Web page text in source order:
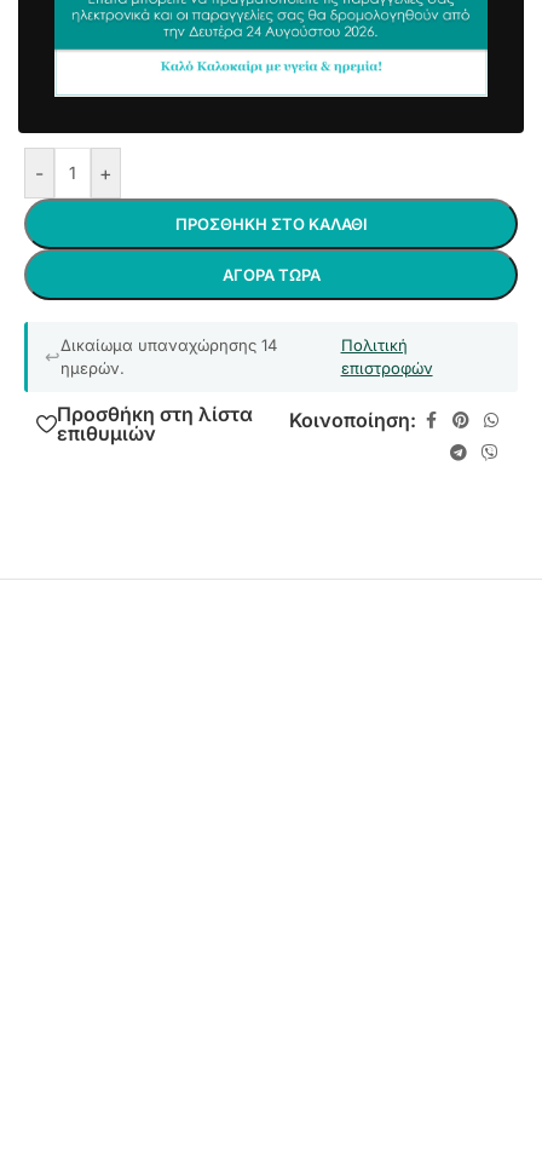
Γαλάζιο
8,79€ 7,82€ συμπ. Φ.Π.Α
- +
ΠΡΟΣΘΉΚΗ ΣΤΟ ΚΑΛΆΘΙ
ΑΓΟΡΆ ΤΏΡΑ
Δικαίωμα υπαναχώρησης 14
ημερών.
Πολιτική
επιστροφών
Προσθήκη στη λίστα
επιθυμιών
Κοινοποίηση: